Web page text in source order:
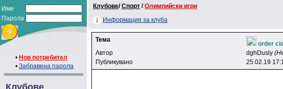
Име
Парола
• Нов потребител
• Забравена парола
Клубове
Клубове/Спорт /Олимпийски игри
Информация за клуба
Тема
order
Автор dghDusly
Публикувано
25.02.19